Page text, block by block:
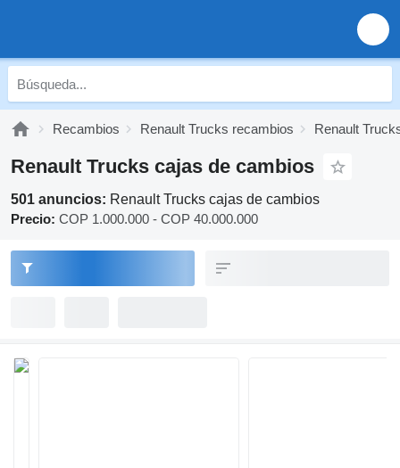
Recambios Renault Trucks recambios Renault
Renault Trucks cajas de cambios
501 anuncios: Renault Trucks cajas de cambios
Precio: COP 1.000.000 - COP 40.000.000